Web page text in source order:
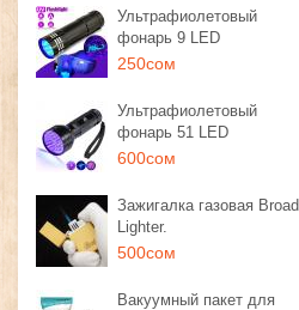
Ультрафиолетовый
фонарь 9 LED
250сом
Ультрафиолетовый
фонарь 51 LED
600сом
Зажигалка газовая Broad
Lighter.
500сом
Вакуумный пакет для